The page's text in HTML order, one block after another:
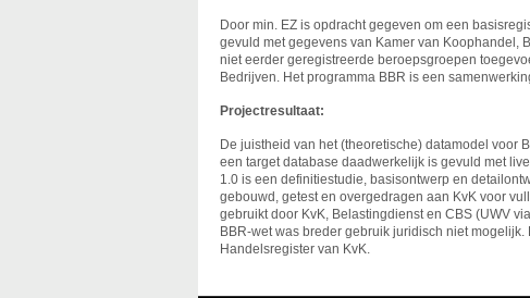
Door min. EZ is opdracht gegeven om een
gevuld met gegevens van Kamer van Koophandel,
niet eerder geregistreerde beroepsgroepen
Bedrijven. Het programma BBR is een
Projectresultaat:
De juistheid van het (theoretische) datamodel voor
een target database daadwerkelijk is gevuld met
1.0 is een definitiestudie, basisontwerp en
gebouwd, getest en overgedragen aan KvK voor
gebruikt door KvK, Belastingdienst en CBS (UWV
BBR-wet was breder gebruik juridisch niet
Handelsregister van KvK.